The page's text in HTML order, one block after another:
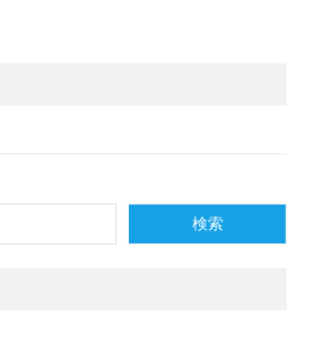
検索